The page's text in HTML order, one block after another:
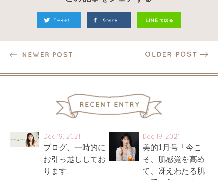
Dec 19, 2021
ブログ、一時的に
お引っ越ししてお
ります
Dec 19, 2021
美的1月号「今こ
そ、肌感覚を高め
て、冴えわたる肌